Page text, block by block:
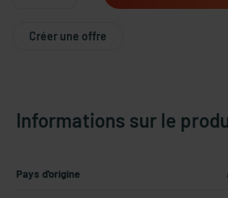
Créer une offre
Informations sur le
Pays d'origine